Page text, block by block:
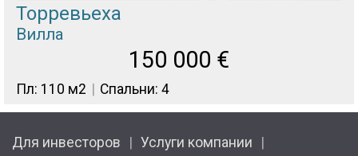
Торревьеха
Вилла
150 000 €
Пл: 110 м2 Спальни: 4
Для инвесторов Услуги компании